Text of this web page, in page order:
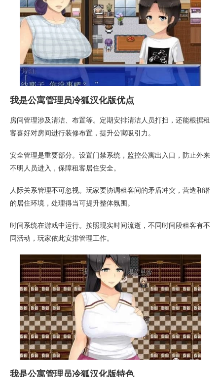
我是公寓管理员冷狐汉化版优点
房间管理涉及清洁、布置等。定期安排清洁人员打扫，还能根据租
客喜好对房间进行装修布置，提升公寓吸引力。
安全管理是重要部分。设置门禁系统，监控公寓出入口，防止外来
不明人员进入，保障租客居住安全。
人际关系管理不可忽视。玩家要协调租客间的矛盾冲突，营造和谐
的居住环境，处理得当可提升整体氛围。
时间系统在游戏中运行。按照现实时间流逝，不同时间段租客有不
同活动，玩家依此安排管理工作。
我是公寓管理员冷狐汉化版特色